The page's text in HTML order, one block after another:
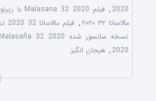
2020
, فیلم Malasana 32 2020 با زیرنویس چسبیده
مالاسانا ۳۲ ۲۰۲۰
, فیلم مالاسانا 32 2020 دوبله فارسی
نسخه سانسور شده Malasaña 32 2020
2020
, هیجان انگیز